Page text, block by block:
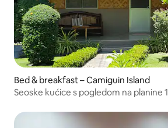
Bed & breakfast – Camiguin Island
Seoske kućice s pogledom na planine 1